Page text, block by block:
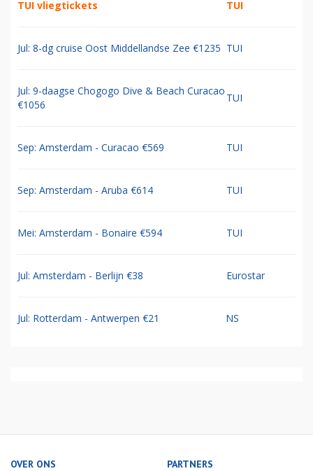
TUI vliegtickets TUI
Jul: 8-dg cruise Oost Middellandse Zee €1235 TUI
Jul: 9-daagse Chogogo Dive & Beach Curacao
€1056
TUI
Sep: Amsterdam - Curacao €569 TUI
Sep: Amsterdam - Aruba €614 TUI
Mei: Amsterdam - Bonaire €594 TUI
Jul: Amsterdam - Berlijn €38 Eurostar
Jul: Rotterdam - Antwerpen €21 NS
OVER ONS PARTNERS